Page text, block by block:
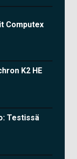
Computex
K2 HE
Testissä